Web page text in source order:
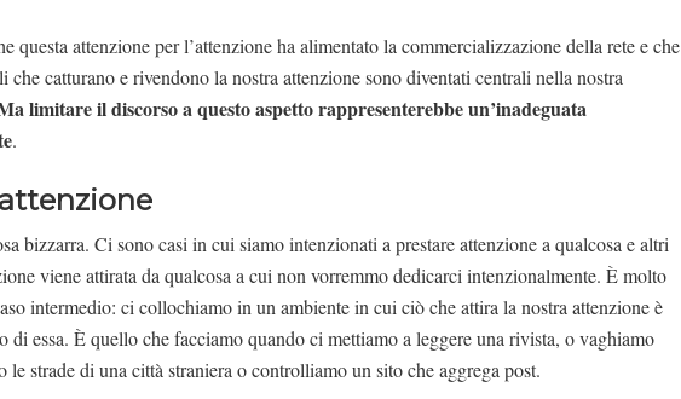
questa attenzione per l’attenzione ha alimentato la commercializzazione della rete e che
che catturano e rivendono la nostra attenzione sono diventati centrali nella nostra
limitare il discorso a questo aspetto rappresenterebbe un’inadeguata
.
bizzarra. Ci sono casi in cui siamo intenzionati a prestare attenzione a qualcosa e altri
viene attirata da qualcosa a cui non vorremmo dedicarci intenzionalmente. È molto
intermedio: ci collochiamo in un ambiente in cui ciò che attira la nostra attenzione è
di essa. È quello che facciamo quando ci mettiamo a leggere una rivista, o vaghiamo
le strade di una città straniera o controlliamo un sito che aggrega post.